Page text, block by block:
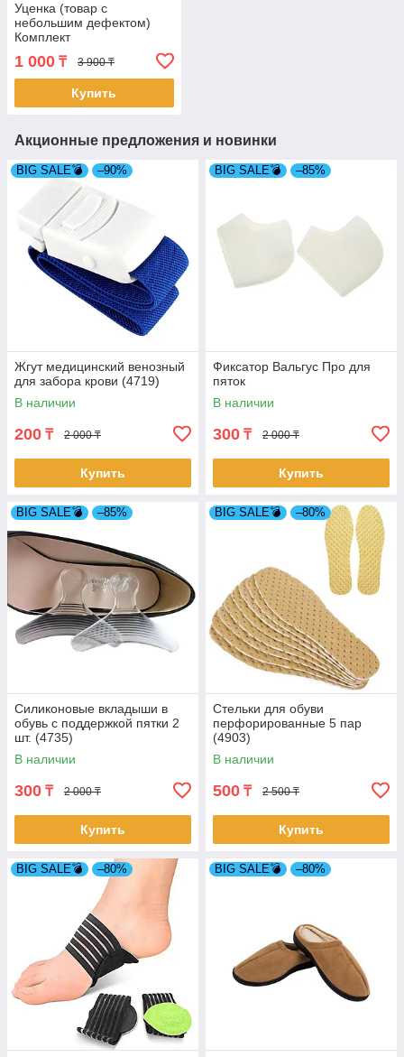
Уценка (товар с
небольшим дефектом)
Комплект
кровоостанавливающий
жгут турникет и ножницы в
чехле
1 000 ₸ 3 900 ₸
Купить
Акционные предложения и новинки
BIG SALE💣 –90%
Жгут медицинский венозный
для забора крови (4719)
В наличии
200 ₸ 2 000 ₸
Купить
BIG SALE💣 –85%
Фиксатор Вальгус Про для
пяток
В наличии
300 ₸ 2 000 ₸
Купить
BIG SALE💣 –85%
Силиконовые вкладыши в
обувь с поддержкой пятки 2
шт. (4735)
В наличии
300 ₸ 2 000 ₸
Купить
BIG SALE💣 –80%
Стельки для обуви
перфорированные 5 пар
(4903)
В наличии
500 ₸ 2 500 ₸
Купить
BIG SALE💣 –80% BIG SALE💣 –80%